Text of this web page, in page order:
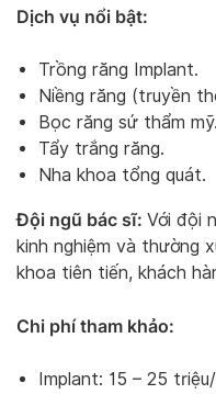
Dịch vụ nổi bật:
Trồng răng Implant.
Niềng răng (truyền
Bọc răng sứ thẩm mỹ.
Tẩy trắng răng.
Nha khoa tổng quát.
Đội ngũ bác sĩ: Với đội
kinh nghiệm và thường
khoa tiên tiến, khách
Chi phí tham khảo:
Implant: 15 – 25